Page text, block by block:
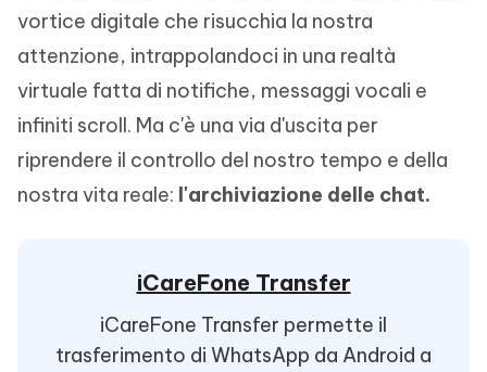
vortice digitale che risucchia la nostra
attenzione, intrappolandoci in una realtà
virtuale fatta di notifiche, messaggi vocali e
infiniti scroll. Ma c'è una via d'uscita per
riprendere il controllo del nostro tempo e della
nostra vita reale: l'archiviazione delle chat.
iCareFone Transfer
iCareFone Transfer permette il
trasferimento di WhatsApp da Android a